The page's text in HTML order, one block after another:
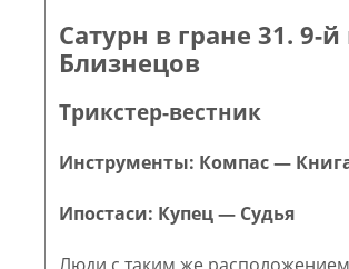
Сатурн в гране 31. 9-й
Близнецов
Трикстер-вестник
Инструменты: Компас —
Ипостаси: Купец — Судья